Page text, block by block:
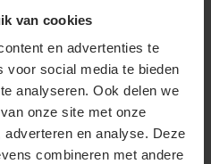
van cookies
en advertenties te
voor social media te bieden
analyseren. Ook delen we
onze site met onze
en analyse. Deze
combineren met andere
kwaliteit biedt een
en duurzaamheid.
bedrijfskleding en
Verkrijgbaar in diverse